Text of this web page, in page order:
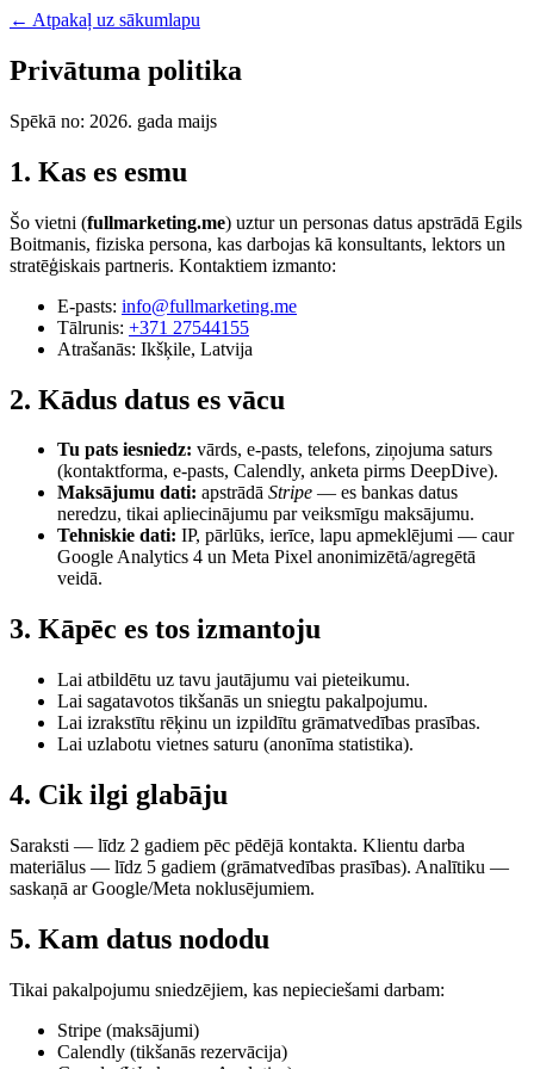
← Atpakaļ uz sākumlapu
Privātuma politika
Spēkā no: 2026. gada maijs
1. Kas es esmu
Šo vietni (fullmarketing.me) uztur un personas datus apstrādā Egils
Boitmanis, fiziska persona, kas darbojas kā konsultants, lektors un
stratēģiskais partneris. Kontaktiem izmanto:
E-pasts: info@fullmarketing.me
Tālrunis: +371 27544155
Atrašanās: Ikšķile, Latvija
2. Kādus datus es vācu
Tu pats iesniedz: vārds, e-pasts, telefons, ziņojuma saturs
(kontaktforma, e-pasts, Calendly, anketa pirms DeepDive).
Maksājumu dati: apstrādā Stripe — es bankas datus
neredzu, tikai apliecinājumu par veiksmīgu maksājumu.
Tehniskie dati: IP, pārlūks, ierīce, lapu apmeklējumi — caur
Google Analytics 4 un Meta Pixel anonimizētā/agregētā
veidā.
3. Kāpēc es tos izmantoju
Lai atbildētu uz tavu jautājumu vai pieteikumu.
Lai sagatavotos tikšanās un sniegtu pakalpojumu.
Lai izrakstītu rēķinu un izpildītu grāmatvedības prasības.
Lai uzlabotu vietnes saturu (anonīma statistika).
4. Cik ilgi glabāju
Saraksti — līdz 2 gadiem pēc pēdējā kontakta. Klientu darba
materiālus — līdz 5 gadiem (grāmatvedības prasības). Analītiku —
saskaņā ar Google/Meta noklusējumiem.
5. Kam datus nododu
Tikai pakalpojumu sniedzējiem, kas nepieciešami darbam:
Stripe (maksājumi)
Calendly (tikšanās rezervācija)